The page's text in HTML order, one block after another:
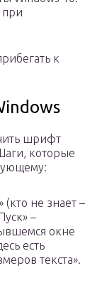
при
к
шрифт
которые
не знает –
–
окне
есть
текста».